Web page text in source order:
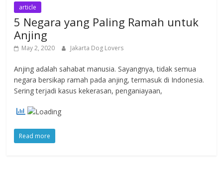
article
5 Negara yang Paling Ramah untuk
Anjing
May 2, 2020 Jakarta Dog Lovers
Anjing adalah sahabat manusia. Sayangnya, tidak semua
negara bersikap ramah pada anjing, termasuk di Indonesia.
Sering terjadi kasus kekerasan, penganiayaan,
Read more